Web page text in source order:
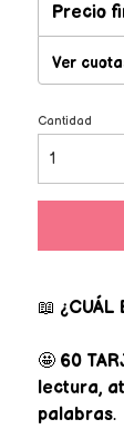
Precio
Ver
Cantidad
📖 ¿CUÁL
🤩 60
lectura,
palabras.